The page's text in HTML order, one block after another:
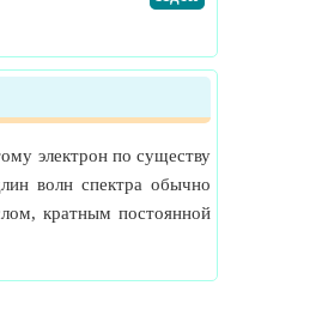
электрон по существу
волн спектра обычно
кратным постоянной